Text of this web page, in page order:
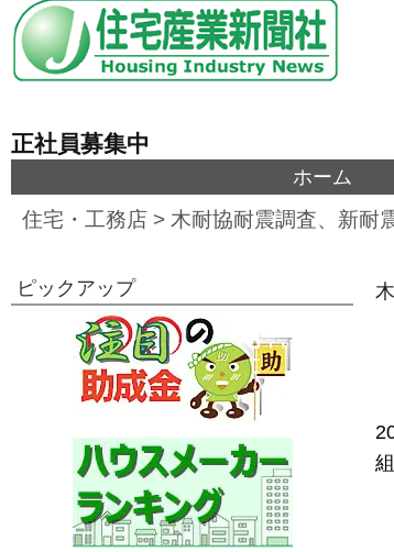
正社員募集中
ホーム
住宅・工務店 > 木耐協耐震調査、新耐
ピックアップ